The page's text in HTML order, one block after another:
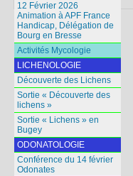
12 Février 2026
Animation à APF France
Handicap, Délégation de
Bourg en Bresse
Activités Mycologie
LICHENOLOGIE
Découverte des Lichens
Sortie « Découverte des
lichens »
Sortie « Lichens » en
Bugey
ODONATOLOGIE
Conférence du 14 février
Odonates